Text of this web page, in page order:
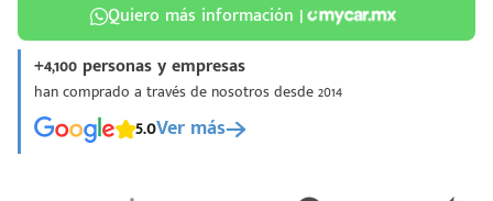
Quiero más información |
+4,100 personas y empresas
han comprado a través de nosotros desde 2014
5.0Ver más